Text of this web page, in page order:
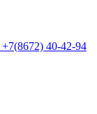
+7(8672) 40-42-94